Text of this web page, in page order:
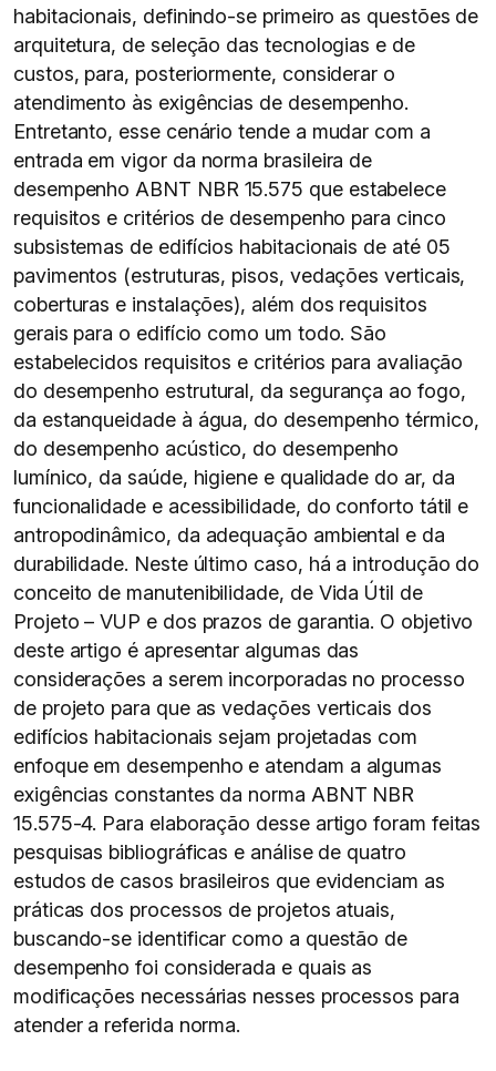
habitacionais, definindo-se primeiro as questões de
arquitetura, de seleção das tecnologias e de
custos, para, posteriormente, considerar o
atendimento às exigências de desempenho.
Entretanto, esse cenário tende a mudar com a
entrada em vigor da norma brasileira de
desempenho ABNT NBR 15.575 que estabelece
requisitos e critérios de desempenho para cinco
subsistemas de edifícios habitacionais de até 05
pavimentos (estruturas, pisos, vedações verticais,
coberturas e instalações), além dos requisitos
gerais para o edifício como um todo. São
estabelecidos requisitos e critérios para avaliação
do desempenho estrutural, da segurança ao fogo,
da estanqueidade à água, do desempenho térmico,
do desempenho acústico, do desempenho
lumínico, da saúde, higiene e qualidade do ar, da
funcionalidade e acessibilidade, do conforto tátil e
antropodinâmico, da adequação ambiental e da
durabilidade. Neste último caso, há a introdução do
conceito de manutenibilidade, de Vida Útil de
Projeto – VUP e dos prazos de garantia. O objetivo
deste artigo é apresentar algumas das
considerações a serem incorporadas no processo
de projeto para que as vedações verticais dos
edifícios habitacionais sejam projetadas com
enfoque em desempenho e atendam a algumas
exigências constantes da norma ABNT NBR
15.575-4. Para elaboração desse artigo foram feitas
pesquisas bibliográficas e análise de quatro
estudos de casos brasileiros que evidenciam as
práticas dos processos de projetos atuais,
buscando-se identificar como a questão de
desempenho foi considerada e quais as
modificações necessárias nesses processos para
atender a referida norma.